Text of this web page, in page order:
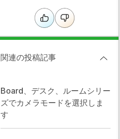
関連の投稿記事
Board、デスク、ルームシリー
ズでカメラモードを選択しま
す